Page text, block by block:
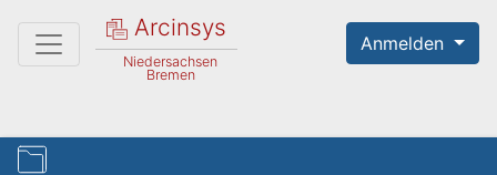
Arcinsys
Niedersachsen
Bremen
Anmelden